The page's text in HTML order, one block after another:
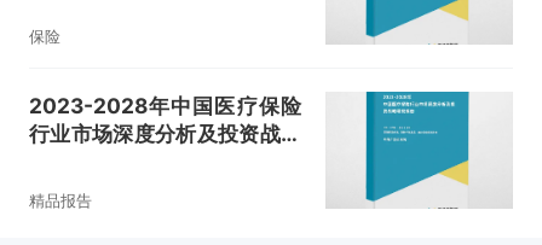
保险
2023-2028年中国医疗保险
行业市场深度分析及投资战略
精品报告